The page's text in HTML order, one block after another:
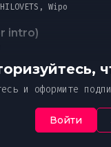
Wipo
intro)
и оформите
Войти